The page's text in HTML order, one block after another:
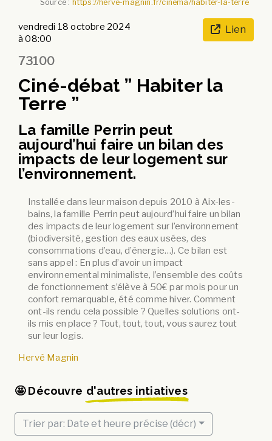
Source : https://herve-magnin.fr/cinema/habiter-la-terre
vendredi 18 octobre 2024
à 08:00
73100
Lien
Ciné-débat ” Habiter la
Terre ”
La famille Perrin peut
aujourd’hui faire un bilan des
impacts de leur logement sur
l’environnement.
Installée dans leur maison depuis 2010 à Aix-les-
bains, la famille Perrin peut aujourd’hui faire un bilan
des impacts de leur logement sur l’environnement
(biodiversité, gestion des eaux usées, des
consommations d’eau, d’énergie…). Ce bilan est
sans appel : En plus d’avoir un impact
environnemental minimaliste, l’ensemble des coûts
de fonctionnement s’élève à 50€ par mois pour un
confort remarquable, été comme hiver. Comment
ont-ils rendu cela possible ? Quelles solutions ont-
ils mis en place ? Tout, tout, tout, vous saurez tout
sur leur logis.
Hervé Magnin
🤩 Découvre d'autres intiatives
Trier par: Date et heure précise (décr)